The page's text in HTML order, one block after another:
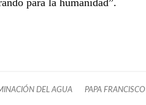
DEL AGUA PAPA FRANCISCO